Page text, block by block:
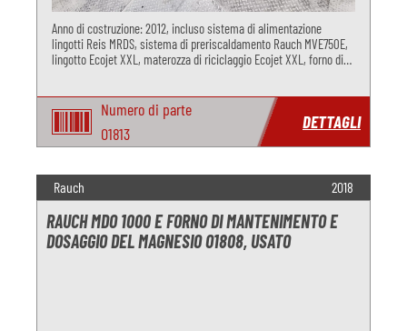
Anno di costruzione: 2012, incluso sistema di alimentazione
lingotti Reis MRDS, sistema di preriscaldamento Rauch MVE750E,
lingotto Ecojet XXL, materozza di riciclaggio Ecojet XXL, forno di
Numero di parte
O1813
DETTAGLI
Rauch 2018
RAUCH MDO 1000 E FORNO DI MANTENIMENTO E
DOSAGGIO DEL MAGNESIO O1808, USATO